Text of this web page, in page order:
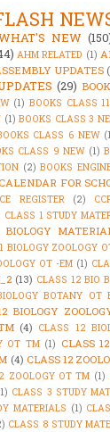
NEW
AHM RELATED (1)
UPDATES
(29)
(1) BOOKS CLASS
(1) BOOKS CLASS 3
CLASS 6 NEW
CLASS 9 NEW (1)
(2) BOOKS
FOR
REGISTER (2)
CLASS 1 STUDY
BIOLOGY
BIOLOGY ZOOLOGY
OT -EM (1)
(13) CLASS 12 BIO
BOTANY OT
BIOLOGY
(4) CLASS 12
OT TM (1) CLASS
(4) CLASS 12
ZOOLOGY OT TM (1)
CLASS 3 STUDY
MATERIALS (1)
CLASS 8 STUDY